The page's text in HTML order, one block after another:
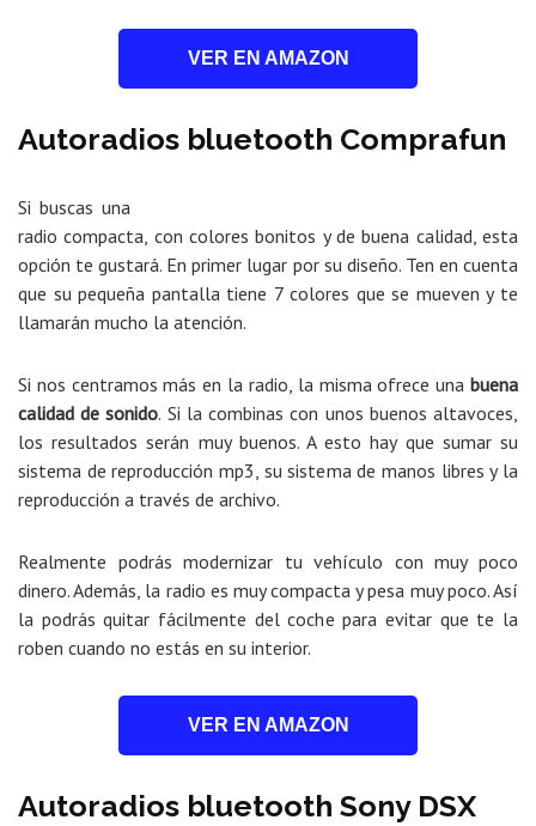
VER EN AMAZON
Autoradios bluetooth Comprafun
Si buscas una
radio compacta, con colores bonitos y de buena calidad, esta
opción te gustará. En primer lugar por su diseño. Ten en cuenta
que su pequeña pantalla tiene 7 colores que se mueven y te
llamarán mucho la atención.
Si nos centramos más en la radio, la misma ofrece una buena
calidad de sonido. Si la combinas con unos buenos altavoces,
los resultados serán muy buenos. A esto hay que sumar su
sistema de reproducción mp3, su sistema de manos libres y la
reproducción a través de archivo.
Realmente podrás modernizar tu vehículo con muy poco
dinero. Además, la radio es muy compacta y pesa muy poco. Así
la podrás quitar fácilmente del coche para evitar que te la
roben cuando no estás en su interior.
VER EN AMAZON
Autoradios bluetooth Sony DSX